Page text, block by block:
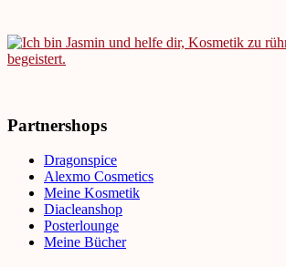
Partnershops
Dragonspice
Alexmo Cosmetics
Meine Kosmetik
Diacleanshop
Posterlounge
Meine Bücher